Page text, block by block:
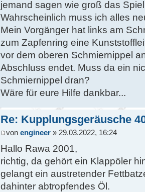
jemand sagen wie groß das
Wahrscheinlich muss ich alles
Mein Vorgänger hat links am
zum Zapfenring eine
vor dem oberen Schmiernippel
Abschluss endet. Muss da ein
Schmiernippel dran?
Wäre für eure Hilfe dankbar...
Re: Kupplungsgeräusche
von engineer » 29.03.2022, 16:24
Hallo Rawa 2001,
richtig, da gehört ein Klappöler
gelangt ein austretender
dahinter abtropfendes Öl.